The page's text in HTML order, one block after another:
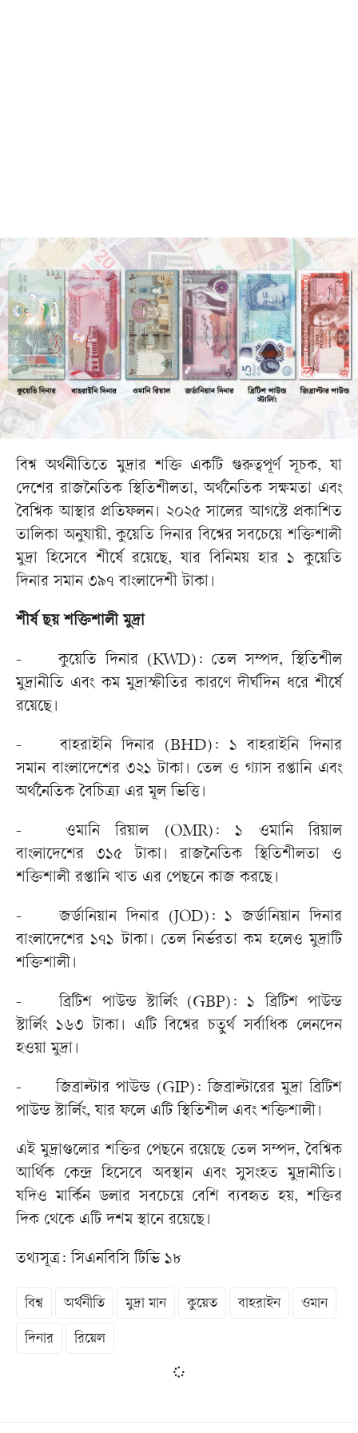
বিশ্ব অর্থনীতিতে মুদ্রার শক্তি একটি গুরুত্বপূর্ণ সূচক, যা
দেশের রাজনৈতিক স্থিতিশীলতা, অর্থনৈতিক সক্ষমতা এবং
বৈশ্বিক আস্থার প্রতিফলন। ২০২৫ সালের আগস্টে প্রকাশিত
তালিকা অনুযায়ী, কুয়েতি দিনার বিশ্বের সবচেয়ে শক্তিশালী
মুদ্রা হিসেবে শীর্ষে রয়েছে, যার বিনিময় হার ১ কুয়েতি
দিনার সমান ৩৯৭ বাংলাদেশী টাকা।
শীর্ষ ছয় শক্তিশালী মুদ্রা
-
কুয়েতি দিনার (KWD): তেল সম্পদ, স্থিতিশীল
মুদ্রানীতি এবং কম মুদ্রাস্ফীতির কারণে দীর্ঘদিন ধরে শীর্ষে
রয়েছে।
-
বাহরাইনি দিনার (BHD): ১ বাহরাইনি দিনার
সমান বাংলাদেশের ৩২১ টাকা। তেল ও গ্যাস রপ্তানি এবং
অর্থনৈতিক বৈচিত্র্য এর মূল ভিত্তি।
-
ওমানি রিয়াল (OMR): ১ ওমানি রিয়াল
বাংলাদেশের ৩১৫ টাকা। রাজনৈতিক স্থিতিশীলতা ও
শক্তিশালী রপ্তানি খাত এর পেছনে কাজ করছে।
-
জর্ডানিয়ান দিনার (JOD): ১ জর্ডানিয়ান দিনার
বাংলাদেশের ১৭১ টাকা। তেল নির্ভরতা কম হলেও মুদ্রাটি
শক্তিশালী।
-
ব্রিটিশ পাউন্ড স্টার্লিং (GBP): ১ ব্রিটিশ পাউন্ড
স্টার্লিং ১৬৩ টাকা। এটি বিশ্বের চতুর্থ সর্বাধিক লেনদেন
হওয়া মুদ্রা।
-
জিব্রাল্টার পাউন্ড (GIP): জিব্রাল্টারের মুদ্রা ব্রিটিশ
পাউন্ড স্টার্লিং, যার ফলে এটি স্থিতিশীল এবং শক্তিশালী।
এই মুদ্রাগুলোর শক্তির পেছনে রয়েছে তেল সম্পদ, বৈশ্বিক
আর্থিক কেন্দ্র হিসেবে অবস্থান এবং সুসংহত মুদ্রানীতি।
যদিও মার্কিন ডলার সবচেয়ে বেশি ব্যবহৃত হয়, শক্তির
দিক থেকে এটি দশম স্থানে রয়েছে।
তথ্যসূত্র: সিএনবিসি টিভি ১৮
বিশ্ব অর্থনীতি মুদ্রা মান কুয়েত বাহরাইন ওমান
দিনার রিয়েল